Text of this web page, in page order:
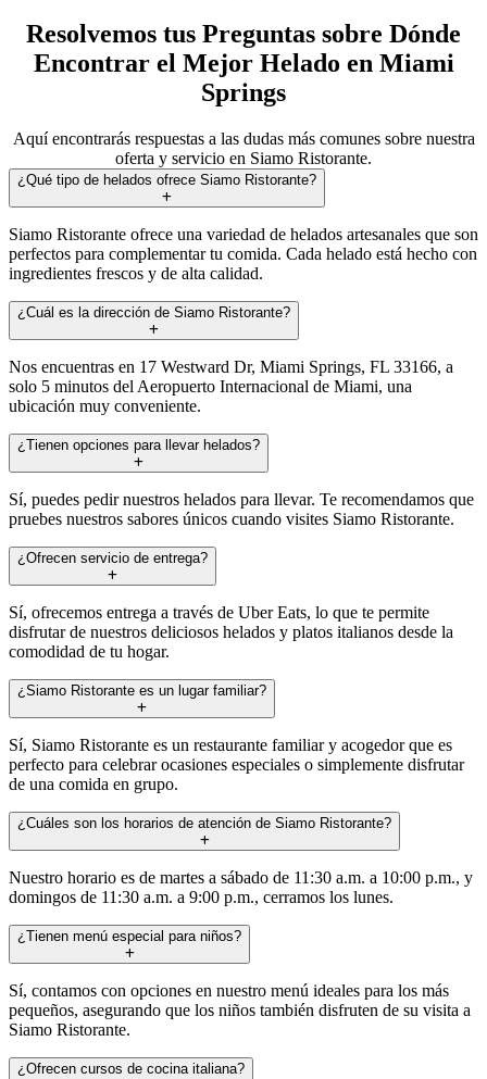
Resolvemos tus Preguntas sobre Dónde
Encontrar el Mejor Helado en Miami
Springs
Aquí encontrarás respuestas a las dudas más comunes sobre nuestra
oferta y servicio en Siamo Ristorante.
¿Qué tipo de helados ofrece Siamo Ristorante?
Siamo Ristorante ofrece una variedad de helados artesanales que son
perfectos para complementar tu comida. Cada helado está hecho con
ingredientes frescos y de alta calidad.
¿Cuál es la dirección de Siamo Ristorante?
Nos encuentras en 17 Westward Dr, Miami Springs, FL 33166, a
solo 5 minutos del Aeropuerto Internacional de Miami, una
ubicación muy conveniente.
¿Tienen opciones para llevar helados?
Sí, puedes pedir nuestros helados para llevar. Te recomendamos que
pruebes nuestros sabores únicos cuando visites Siamo Ristorante.
¿Ofrecen servicio de entrega?
Sí, ofrecemos entrega a través de Uber Eats, lo que te permite
disfrutar de nuestros deliciosos helados y platos italianos desde la
comodidad de tu hogar.
¿Siamo Ristorante es un lugar familiar?
Sí, Siamo Ristorante es un restaurante familiar y acogedor que es
perfecto para celebrar ocasiones especiales o simplemente disfrutar
de una comida en grupo.
¿Cuáles son los horarios de atención de Siamo Ristorante?
Nuestro horario es de martes a sábado de 11:30 a.m. a 10:00 p.m., y
domingos de 11:30 a.m. a 9:00 p.m., cerramos los lunes.
¿Tienen menú especial para niños?
Sí, contamos con opciones en nuestro menú ideales para los más
pequeños, asegurando que los niños también disfruten de su visita a
Siamo Ristorante.
¿Ofrecen cursos de cocina italiana?